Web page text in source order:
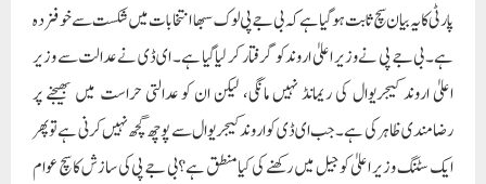
پارٹی کا یہ بیان سچ ثابت ہو گیا ہے کہ بی جے پی لوک سبھا انتخابات میں شکست سے خوفزدہ
ہے۔ بی جے پی نے وزیر اعلیٰ اروند کو گرفتار کر لیا گیا ہے۔ ای ڈی نے عدالت سے وزیر
اعلیٰ اروند کیجریوال کی ریمانڈ نہیں مانگی، لیکن ان کو عدالتی حراست میں بھیجنے پر
رضامندی ظاہر کی ہے۔ جب ای ڈی کو اروند کیجریوال سے پوچھ گچھ نہیں کرنی ہے تو پھر
ایک سٹنگ وزیر اعلیٰ کو جیل میں رکھنے کی کیا منطق ہے؟بی جے پی کی سازش کا سچ عوام